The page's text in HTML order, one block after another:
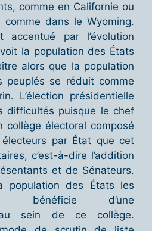
comme en Californie ou
dans le Wyoming.
accentué par l’évolution
la population des États
alors que la population
peuplés se réduit comme
L’élection présidentielle
difficultés puisque le chef
collège électoral composé
électeurs par État que cet
c’est-à-dire l’addition
et de Sénateurs.
population des États les
bénéficie d’une
au sein de ce collège.